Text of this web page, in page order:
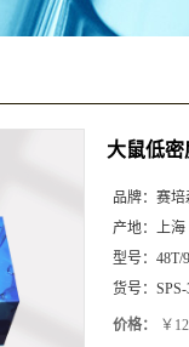
大鼠低
品牌： 赛培
产地： 上海
型号： 48T/
货号：
价格： ￥